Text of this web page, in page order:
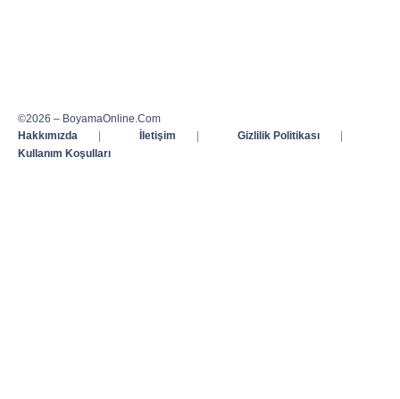
©2026 – BoyamaOnline.Com
Hakkımızda
| İletişim | Gizlilik Politikası
|
Kullanım Koşulları